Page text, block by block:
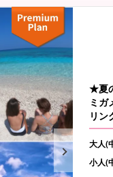
★夏
ミガ
リン
大人(
小人(